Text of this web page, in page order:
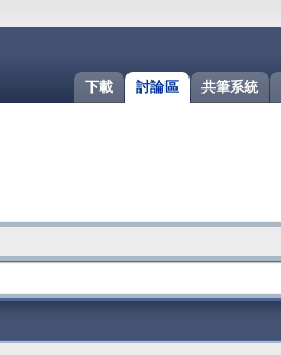
共筆系統
討論區
下載